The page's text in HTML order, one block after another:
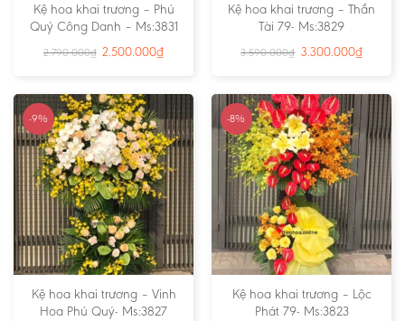
Kệ hoa khai trương – Phú
Quý Công Danh – Ms:3831
2.790.000₫ 2.500.000₫
Kệ hoa khai trương – Thần
Tài 79- Ms:3829
3.590.000₫ 3.300.000₫
-9%
Kệ hoa khai trương – Vinh
Hoa Phú Quý- Ms:3827
-8%
Kệ hoa khai trương – Lộc
Phát 79- Ms:3823